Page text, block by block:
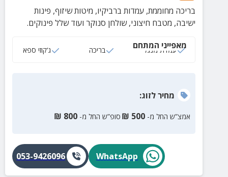
בריכה מחוממת, עמדות ברביקיו, מיטות שיזוף, פינות
ישיבה, מטבח חיצוני, שולחן סנוקר ועוד שלל פינוקים.
מאפייני המתחם
עמדת מנגל בריכה ג‘קוזי ספא
מחירלזוג:
אמצ”ש החל מ- 500
₪ סופ”ש החל מ- 800
₪
WhatsApp
053-9426096